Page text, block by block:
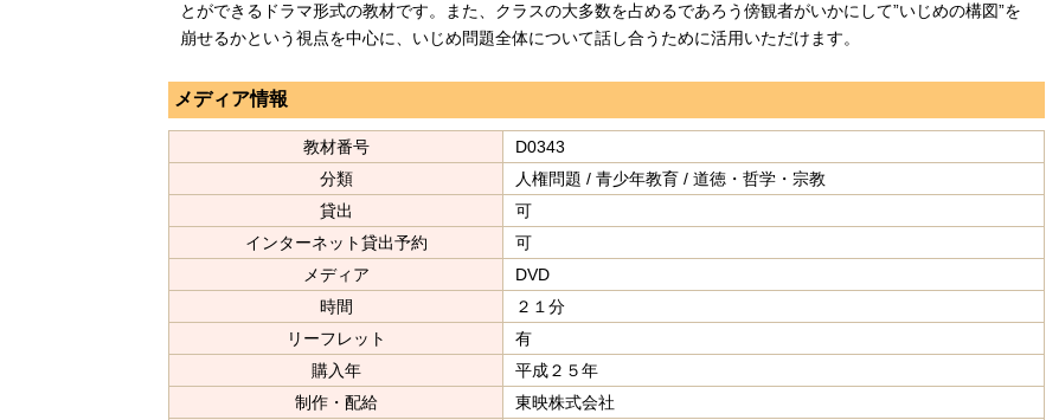
とができるドラマ形式の教材です。また、クラスの大多数を占めるであろう傍観者がいかにして”いじめの構図”を
崩せるかという視点を中心に、いじめ問題全体について話し合うために活用いただけます。
メディア情報
教材番号
D0343
分類
人権問題 / 青少年教育 / 道徳・哲学・宗教
貸出
可
インターネット貸出予約
可
メディア
DVD
時間
２１分
リーフレット
有
購入年
平成２５年
制作・配給
東映株式会社